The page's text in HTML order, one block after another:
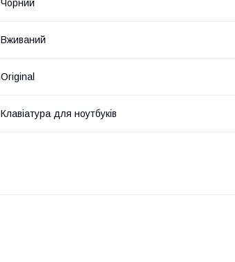
Чорний
Вживаний
Original
Клавіатура для ноутбуків